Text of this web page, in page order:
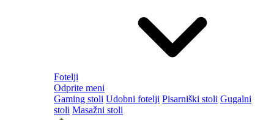
Fotelji
Odprite meni
Gaming stoli Udobni fotelji Pisarniški stoli Gugalni
stoli Masažni stoli